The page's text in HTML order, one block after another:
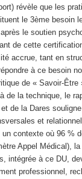
révèle que les
le 3ème besoin
le soutien
de cette
accrue, tant en
à ce besoin
de « Savoir-
de la technique, le
de la Dares
et
contexte où 96 %
Appel Médical),
intégrée à ce DU,
professionnel,